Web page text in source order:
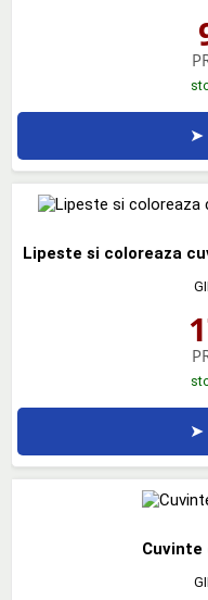
➤
Lipeste si coloreaza
➤
Cuvinte